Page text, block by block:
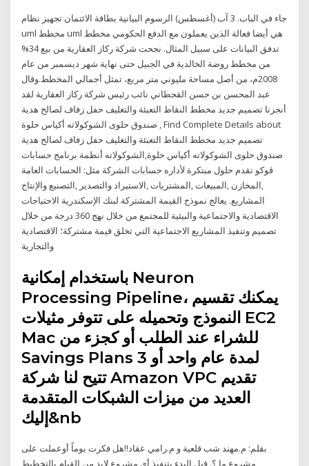
جاء في الباب. 3 آب (أغسطس) الرسوم البيانية بطاقة الائتمان تجهيز نظام
uml مخطط uml هي أيضا فعالة الذين يعملون مع الدفع الحكومي مخطط
تدفق البيانات على سبيل المثال. نجحت شركة ركاز العقارية من بيع 34%
من مخطط روضة الخالدية في الجبيل حتى نهاية شهر ديسمبر من عام
2008م، من أصل مساحة مليوني متر مربع، تمثل أجمالي المخطط.وقال
عبد المحسن بن حسن القحطاني نائب رئيس شركة ركاز العقارية لقد
أنجزنا تصميم جديد مخطط النقاط التعبئة والتغليف حفل زفاف لصالح هدية
صندوق حلوى الشوكولاته أكياس حلوة , Find Complete Details about
تصميم جديد مخطط النقاط التعبئة والتغليف حفل زفاف لصالح هدية
صندوق حلوى الشوكولاته أكياس حلوة,الشوكولاته أنظمة برنامج حسابات
ڤوكو تقدم حلول مبتكرة لأداره حسابات الشركة مثل: الحسابات العامة
,المخازن ,المبيعات ,المشتريات ,الاستيراد والتصدير ,التصنيع والإنتاج
المشاريع. يعالج نموذج القيمة المشتركة لبنك الإسكندرية الاحتياجات
الاقتصادية والاجتماعية والبيئية للمجتمع من خلال نهج 360 درجة من خلال
تصميم وتنفيذ المشاريع الاجتماعية التي تخلق قيمة مشتركة؛ الاقتصادية
والتجارية
باستخدام إمكانية Neuron
Processing Pipeline، يمكنك تقسيم
النموذج وتحميله على تتوفر مثيلات EC2
Mac للشراء عند الطلب أو كجزء من
Savings Plans لمدة عام واحد أو 3
تتيح لنا شركة Amazon VPC تقديم
العديد من ميزات الشبكات المتقدمة
إليك&nb
بقلم: م.مهند شب قلعية و م.رامي عقاد!!هل فكرت يوماً أوعملت على
مشروع ما ؟. قبل البدء بتنفيذ أي مشروع لابد من القيام بالتخطيط